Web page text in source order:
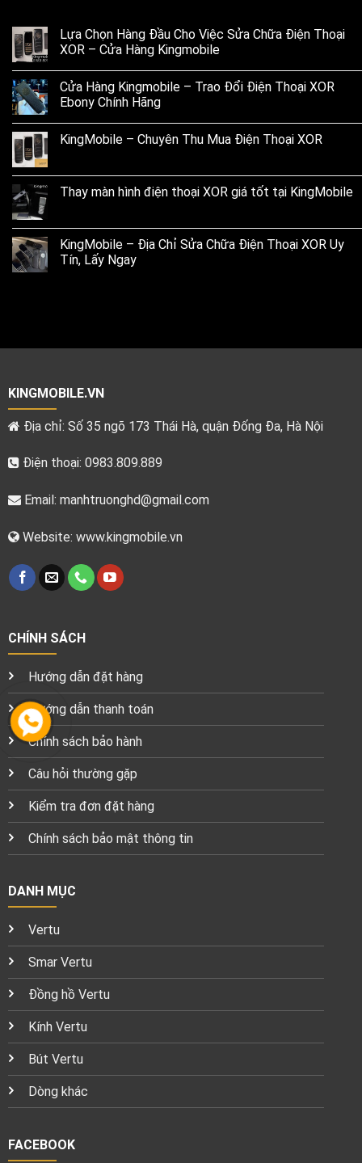
Lựa Chọn Hàng Đầu Cho Việc Sửa Chữa Điện Thoại
XOR – Cửa Hàng Kingmobile
Cửa Hàng Kingmobile – Trao Đổi Điện Thoại XOR
Ebony Chính Hãng
KingMobile – Chuyên Thu Mua Điện Thoại XOR
Thay màn hình điện thoại XOR giá tốt tại KingMobile
KingMobile – Địa Chỉ Sửa Chữa Điện Thoại XOR Uy
Tín, Lấy Ngay
KINGMOBILE.VN
Địa chỉ: Số 35 ngõ 173 Thái Hà, quận Đống Đa, Hà Nội
Điện thoại: 0983.809.889
Email: manhtruonghd@gmail.com
Website: www.kingmobile.vn
CHÍNH SÁCH
Hướng dẫn đặt hàng
Hướng dẫn thanh toán
Chính sách bảo hành
Câu hỏi thường gặp
Kiểm tra đơn đặt hàng
Chính sách bảo mật thông tin
DANH MỤC
Vertu
Smar Vertu
Đồng hồ Vertu
Kính Vertu
Bút Vertu
Dòng khác
FACEBOOK